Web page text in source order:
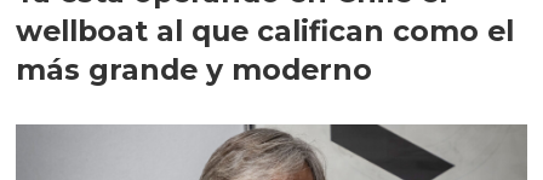
wellboat al que califican como el
más grande y moderno